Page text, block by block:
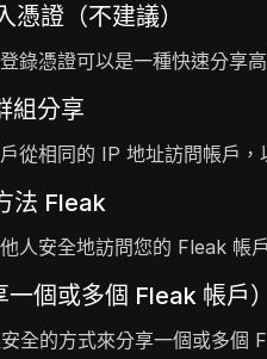
憑證（不建議）
錄憑證可以是一種快速分享
組分享
從相同的 IP 地址訪問帳戶
法 Fleak
人安全地訪問您的 Fleak 帳
個或多個 Fleak 帳戶）
全的方式來分享一個或多個